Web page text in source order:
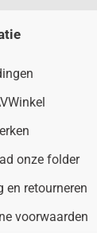
onze folder
en retourneren
voorwaarden